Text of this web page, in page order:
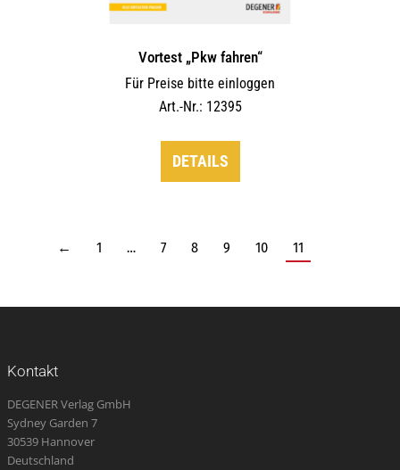
Vortest „Pkw fahren“
Für Preise bitte einloggen
Art.-Nr.: 12395
DETAILS
← 1 … 7 8 9 10 11
Kontakt
DEGENER Verlag GmbH
Sydney Garden 7
30539 Hannover
Deutschland